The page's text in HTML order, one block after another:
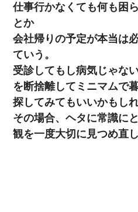
仕事行かなくても何も困
とか
会社帰りの予定が本当は
ていう。
受診してもし病気じゃな
を断捨離してミニマムで
探してみてもいいかもしれ
その場合、ヘタに常識に
観を一度大切に見つめ直